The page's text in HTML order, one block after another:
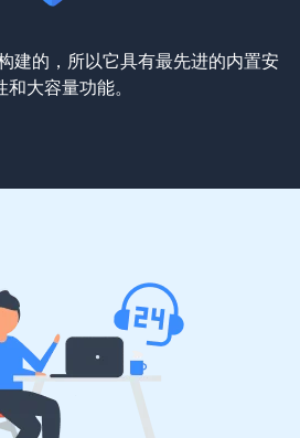
建的，所以它具有最先进的内置安
和大容量功能。